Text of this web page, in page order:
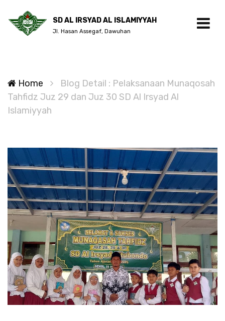
SD AL IRSYAD AL ISLAMIYYAH
Jl. Hasan Assegaf, Dawuhan
Home
Blog Detail : Pelaksanaan Munaqosah
Tahfidz Juz 29 dan Juz 30 SD Al Irsyad Al
Islamiyyah